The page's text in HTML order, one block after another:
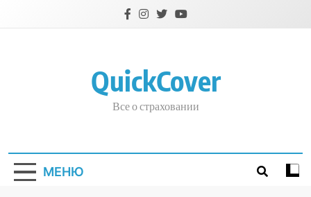
QuickCover
Все о страховании
МЕНЮ